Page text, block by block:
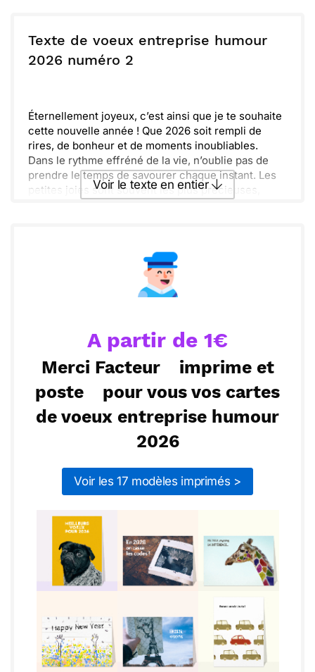
Oublions les tracas et célébrons ensemble chaque
victoire. En avant vers une année pleine de
bonheur et de complicité !
ou : Copier
Texte de voeux entreprise humour
2026 numéro 2
Éternellement joyeux, c’est ainsi que je te souhaite
cette nouvelle année ! Que 2026 soit rempli de
rires, de bonheur et de moments inoubliables.
Dans le rythme effréné de la vie, n’oublie pas de
prendre le temps de savourer chaque instant. Les
petites joies sont souvent les plus précieuses,
ce que cette année t’apportera !
Voir le texte en entier
Recevoir par mail
Envoyer via Whatsapp
A partir de 1€
Merci Facteur
imprime et
poste
pour vous vos cartes
de voeux entreprise humour
2026
Voir les 17 modèles imprimés >